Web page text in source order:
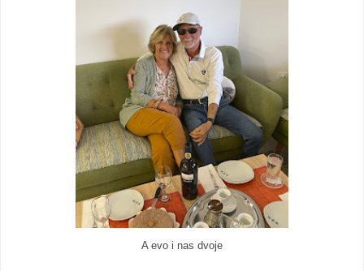
A evo i nas dvoje